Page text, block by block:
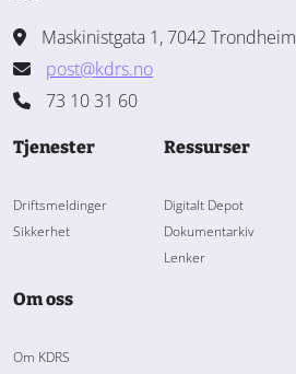
Maskinistgata 1, 7042 Trondheim
post@kdrs.no
73 10 31 60
Tjenester
Driftsmeldinger
Sikkerhet
Ressurser
Digitalt Depot
Dokumentarkiv
Lenker
Om oss
Om KDRS